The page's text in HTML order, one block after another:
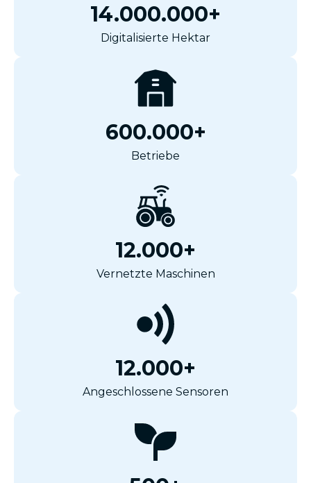
14.000.000+
Digitalisierte Hektar
600.000+
Betriebe
12.000+
Vernetzte Maschinen
12.000+
Angeschlossene Sensoren